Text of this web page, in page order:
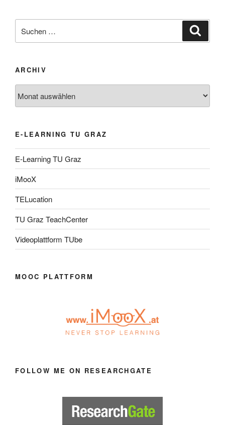
nach:
ARCHIV
E-LEARNING TU GRAZ
E-Learning TU Graz
iMooX
TELucation
TU Graz TeachCenter
Videoplattform TUbe
MOOC PLATTFORM
FOLLOW ME ON RESEARCHGATE